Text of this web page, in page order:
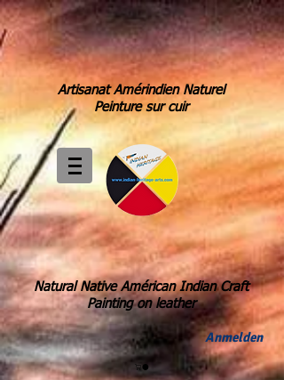
Artisanat Amérindien Naturel
Peinture sur cuir
Natural Native Américan Indian Craft
Painting on leather
Anmelden